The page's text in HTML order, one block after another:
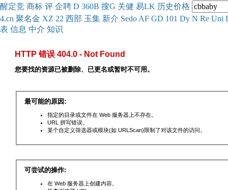
醒定竞 商标 评 企聘 D 360B 搜G 关健 易LK 历史价格
4.cn 聚名金 XZ 22 西部 玉集 新介 Sedo AF GD 101 Dy N Re Uni
表 信息 中介 知识